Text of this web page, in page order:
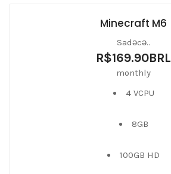
Minecraft M6
Sadəcə..
R$169.90BRL
monthly
4 VCPU
8GB
100GB HD